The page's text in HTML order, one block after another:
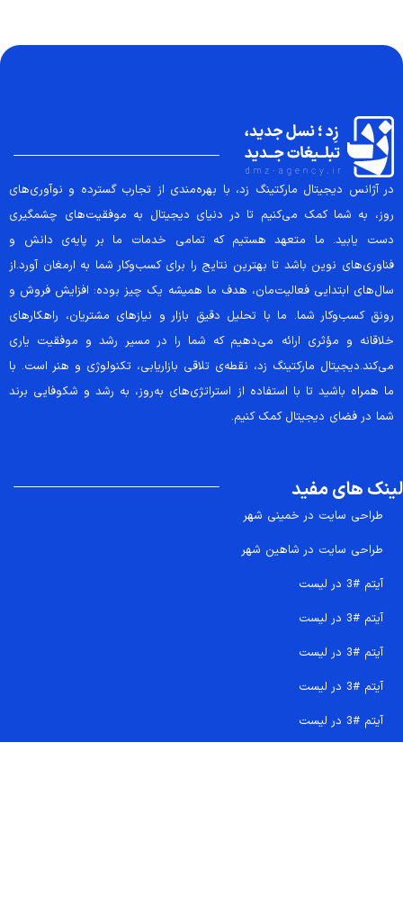
در آژانس دیجیتال مارکتینگ زد، با بهره‌مندی از تجارب گسترده و نوآوری‌های
روز، به شما کمک می‌کنیم تا در دنیای دیجیتال به موفقیت‌های چشمگیری
دست یابید. ما متعهد هستیم که تمامی خدمات ما بر پایه‌ی دانش و
فناوری‌های نوین باشد تا بهترین نتایج را برای کسب‌وکار شما به ارمغان آورد.از
سال‌های ابتدایی فعالیت‌مان، هدف ما همیشه یک چیز بوده: افزایش فروش و
رونق کسب‌وکار شما. ما با تحلیل دقیق بازار و نیازهای مشتریان، راهکارهای
خلاقانه و مؤثری ارائه می‌دهیم که شما را در مسیر رشد و موفقیت یاری
می‌کند.دیجیتال مارکتینگ زد، نقطه‌ی تلاقی بازاریابی، تکنولوژی و هنر است. با
ما همراه باشید تا با استفاده از استراتژی‌های به‌روز، به رشد و شکوفایی برند
شما در فضای دیجیتال کمک کنیم.
لینک های مفید
طراحی سایت در خمینی شهر
طراحی سایت در شاهین شهر
آیتم #3 در لیست
آیتم #3 در لیست
آیتم #3 در لیست
آیتم #3 در لیست
آیتم #3 در لیست